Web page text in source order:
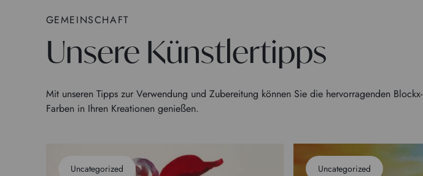
GEMEINSCHAFT
Unsere Künstlertipps
Mit unseren Tipps zur Verwendung und Zubereitung können Sie die hervorragenden Blockx-
Farben in Ihren Kreationen genießen.
Uncategorized Uncategorized